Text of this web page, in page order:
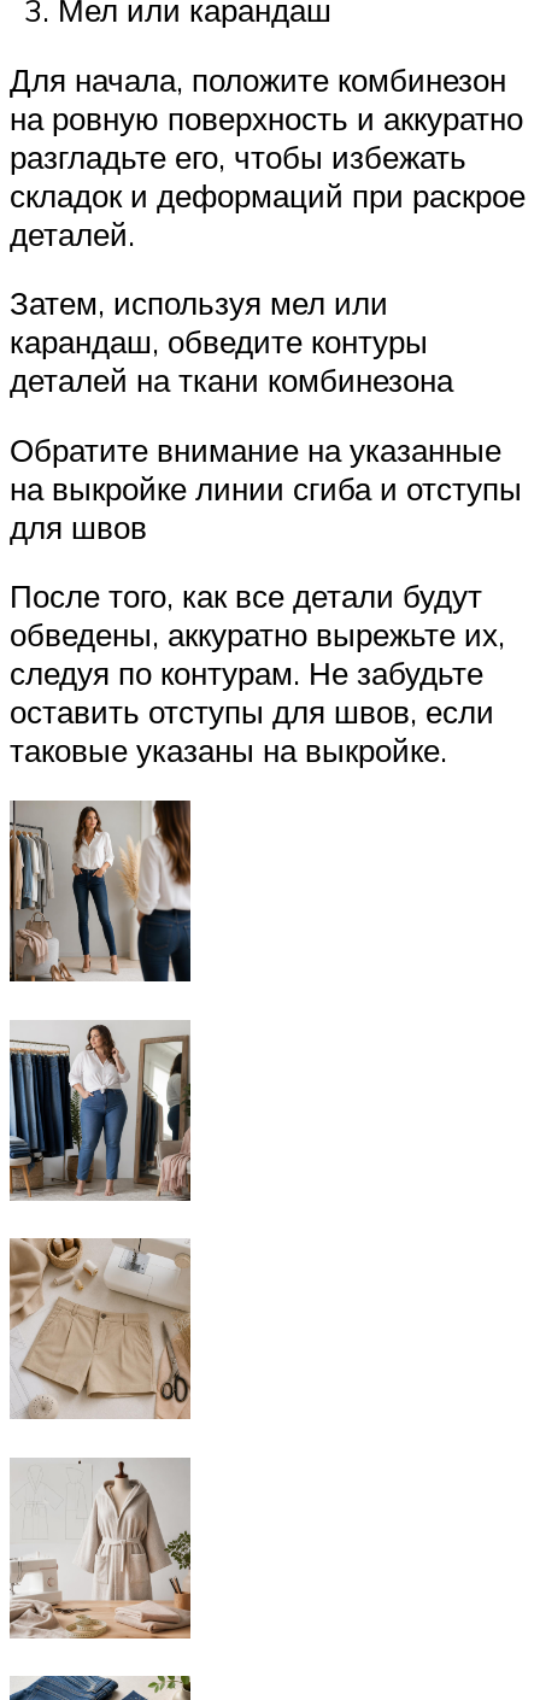
Мел или карандаш
Для начала, положите комбинезон
на ровную поверхность и аккуратно
разгладьте его, чтобы избежать
складок и деформаций при раскрое
деталей.
Затем, используя мел или
карандаш, обведите контуры
деталей на ткани комбинезона
Обратите внимание на указанные
на выкройке линии сгиба и отступы
для швов
После того, как все детали будут
обведены, аккуратно вырежьте их,
следуя по контурам. Не забудьте
оставить отступы для швов, если
таковые указаны на выкройке.